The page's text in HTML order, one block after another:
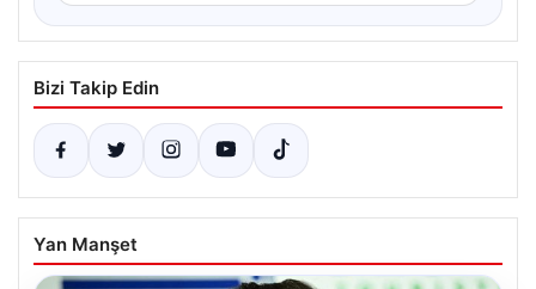
Bizi Takip Edin
Yan Manşet